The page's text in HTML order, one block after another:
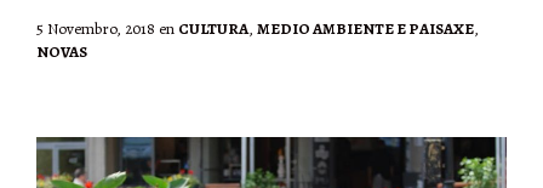
5 Novembro, 2018 en CULTURA, MEDIO AMBIENTE E PAISAXE,
NOVAS